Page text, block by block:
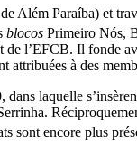
Além Paraíba) et
blocos Primeiro Nós,
l’EFCB. Il fonde
attribuées à des
laquelle
sont encore plus